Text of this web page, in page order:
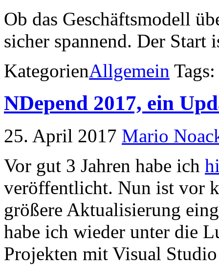
Ob das Geschäftsmodell
sicher spannend. Der Start
KategorienAllgemein Tags:
NDepend 2017, ein
25. April 2017 Mario
Vor gut 3 Jahren habe ich
veröffentlicht. Nun ist vor
größere Aktualisierung
habe ich wieder unter die
Projekten mit Visual